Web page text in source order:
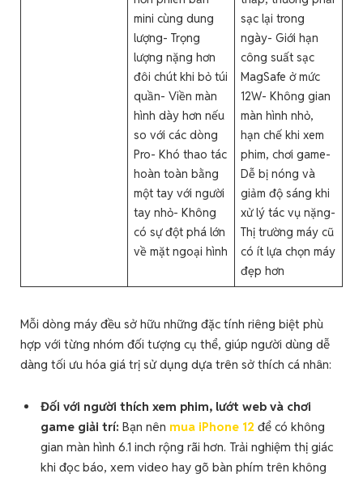
mini cùng dung
lượng- Trọng
lượng nặng hơn
đôi chút khi bỏ túi
quần- Viền màn
hình dày hơn nếu
so với các dòng
Pro- Khó thao tác
hoàn toàn bằng
một tay với người
tay nhỏ- Không
có sự đột phá lớn
về mặt ngoại hình
sạc lại trong
ngày- Giới hạn
công suất sạc
MagSafe ở mức
12W- Không gian
màn hình nhỏ,
hạn chế khi xem
phim, chơi game-
Dễ bị nóng và
giảm độ sáng khi
xử lý tác vụ nặng-
Thị trường máy cũ
có ít lựa chọn máy
đẹp hơn
Mỗi dòng máy đều sở hữu những đặc tính riêng biệt phù
hợp với từng nhóm đối tượng cụ thể, giúp người dùng dễ
dàng tối ưu hóa giá trị sử dụng dựa trên sở thích cá nhân:
Đối với người thích xem phim, lướt web và chơi
game giải trí: Bạn nên mua iPhone 12 để có không
gian màn hình 6.1 inch rộng rãi hơn. Trải nghiệm thị giác
khi đọc báo, xem video hay gõ bàn phím trên không